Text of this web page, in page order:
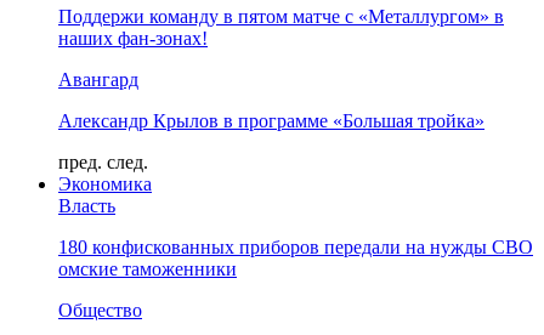
Поддержи команду в пятом матче с «Металлургом» в
наших фан-зонах!
Авангард
Александр Крылов в программе «Большая тройка»
пред. след.
Экономика
Власть
180 конфискованных приборов передали на нужды СВО
омские таможенники
Общество